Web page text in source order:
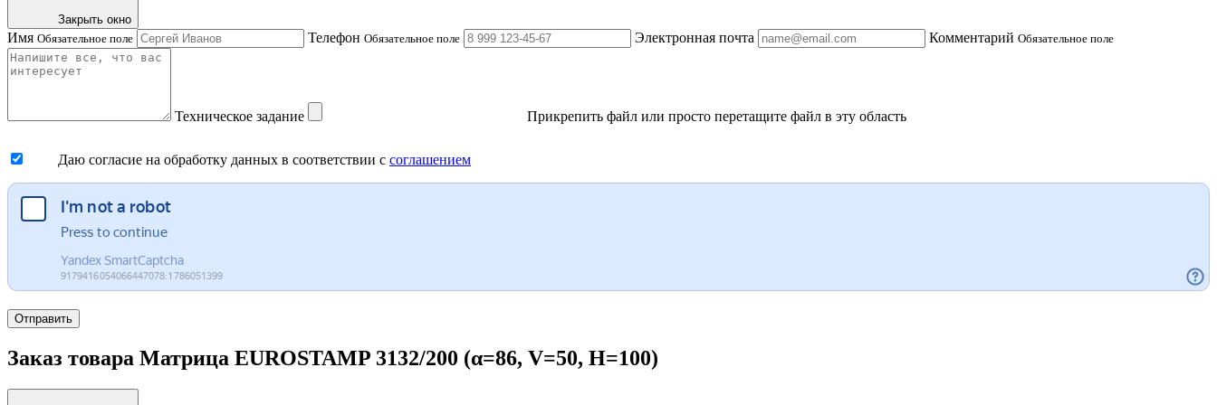
Закрыть окно
Имя Обязательное поле Телефон Обязательное поле Электронная почта Комментарий Обязательное поле
Техническое задание Прикрепить файл или просто перетащите файл в эту область
Даю согласие на обработку данных в соответствии с соглашением
Отправить
Заказ товара Матрица EUROSTAMP 3132/200 (α=86, V=50, H=100)